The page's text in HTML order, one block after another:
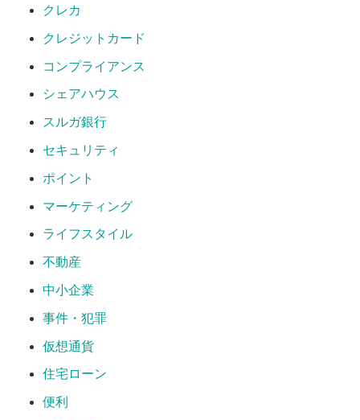
クレカ
クレジットカード
コンプライアンス
シェアハウス
スルガ銀行
セキュリティ
ポイント
マーケティング
ライフスタイル
不動産
中小企業
事件・犯罪
仮想通貨
住宅ローン
便利